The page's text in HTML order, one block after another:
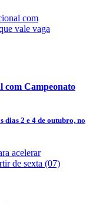
Campeonato
dias 2 e 4 de outubro, no